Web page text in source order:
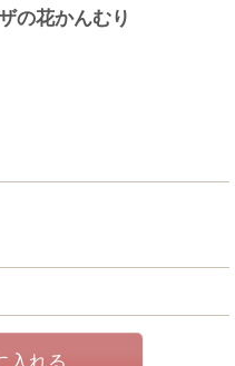
の花かんむり
入れる